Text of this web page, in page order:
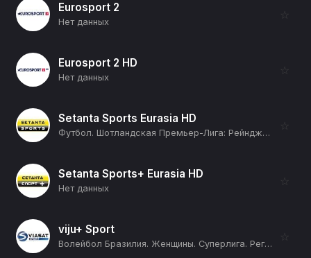
Eurosport 2
Нет данных
☆
Eurosport 2 HD
Нет данных
☆
Setanta Sports Eurasia HD
Футбол. Шотландская Премьер-Лига: Рейнджерс - Хиберниан (12+)
☆
Setanta Sports+ Eurasia HD
Нет данных
☆
viju+ Sport
Волейбол Бразилия. Женщины. Суперлига. Регулярный сезон 2025/26. 20 тур. Батаво Маккензи - Бразилиа Волей (12+)
☆